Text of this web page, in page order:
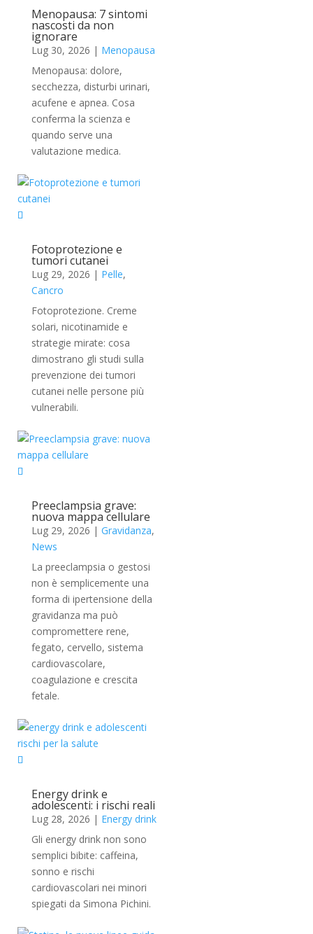
Menopausa: 7 sintomi
nascosti da non
ignorare
Lug 30, 2026 | Menopausa
Menopausa: dolore,
secchezza, disturbi urinari,
acufene e apnea. Cosa
conferma la scienza e
quando serve una
valutazione medica.
Fotoprotezione e
tumori cutanei
Lug 29, 2026 | Pelle,
Cancro
Fotoprotezione. Creme
solari, nicotinamide e
strategie mirate: cosa
dimostrano gli studi sulla
prevenzione dei tumori
cutanei nelle persone più
vulnerabili.
Preeclampsia grave:
nuova mappa cellulare
Lug 29, 2026 | Gravidanza,
News
La preeclampsia o gestosi
non è semplicemente una
forma di ipertensione della
gravidanza ma può
compromettere rene,
fegato, cervello, sistema
cardiovascolare,
coagulazione e crescita
fetale.
Energy drink e
adolescenti: i rischi reali
Lug 28, 2026 | Energy drink
Gli energy drink non sono
semplici bibite: caffeina,
sonno e rischi
cardiovascolari nei minori
spiegati da Simona Pichini.